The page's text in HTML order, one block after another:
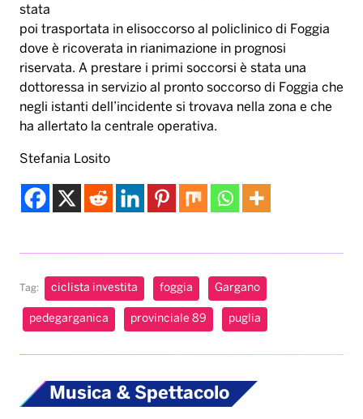
stata
poi trasportata in elisoccorso al policlinico di Foggia
dove è ricoverata in rianimazione in prognosi
riservata. A prestare i primi soccorsi è stata una
dottoressa in servizio al pronto soccorso di Foggia che
negli istanti dell’incidente si trovava nella zona e che
ha allertato la centrale operativa.
Stefania Losito
Tag: ciclista investita foggia Gargano
pedegarganica provinciale 89 puglia
Musica & Spettacolo